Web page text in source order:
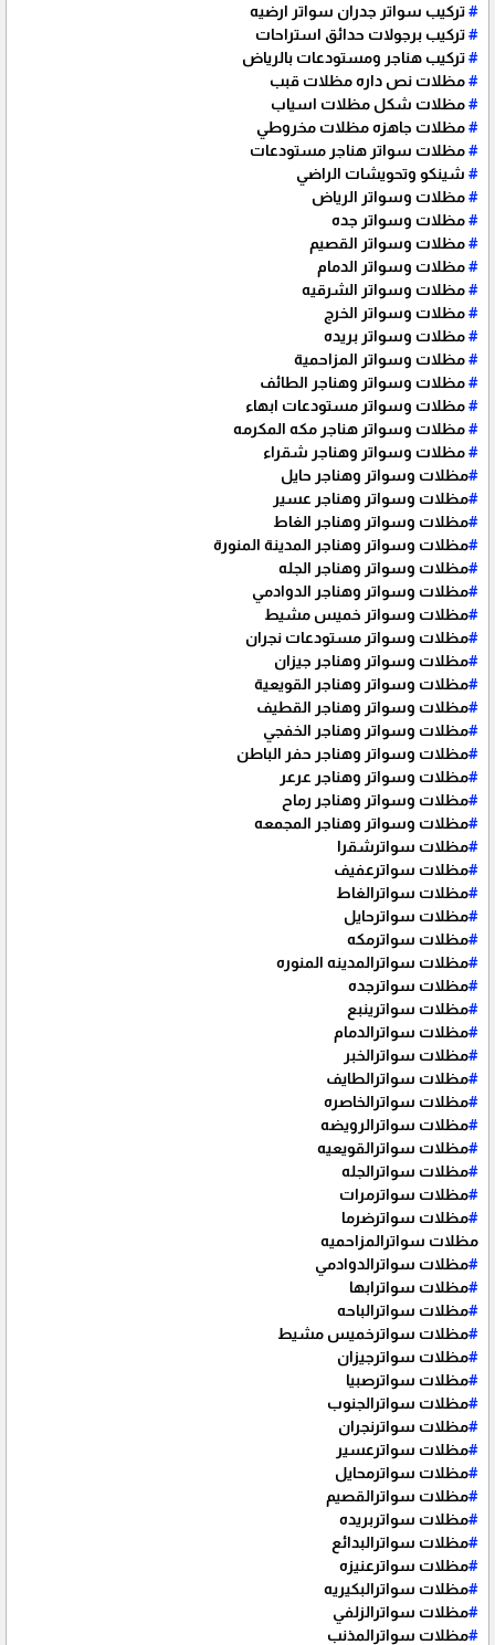
#تركيب سواتر جدران سواتر ارضيه
#تركيب برجولات حدائق استراحات
#تركيب هناجر ومستودعات بالرياض
#مظلات نص داره مظلات قبب
#مظلات شكل مظلات اسياب
#مظلات جاهزه مظلات مخروطي
#مظلات سواتر هناجر مستودعات
# شينكو وتحويشات الراضي
#مظلات وسواتر الرياض
#مظلات وسواتر جده
#مظلات وسواتر القصيم
#مظلات وسواتر الدمام
#مظلات وسواتر الشرقيه
#مظلات وسواتر الخرج
#مظلات وسواتر بريده
#مظلات وسواتر المزاحمية
#مظلات وسواتر وهناجر الطائف
#مظلات وسواتر مستودعات ابهاء
#مظلات وسواتر هناجر مكه المكرمه
#مظلات وسواتر وهناجر شقراء
#مظلات وسواتر وهناجر حايل
#مظلات وسواتر وهناجر عسير
#مظلات وسواتر وهناجر الغاط
#مظلات وسواتر وهناجر المدينة المنورة
#مظلات وسواتر وهناجر الجله
#مظلات وسواتر وهناجر الدوادمي
#مظلات وسواتر خميس مشيط
#مظلات وسواتر مستودعات نجران
#مظلات وسواتر وهناجر جيزان
#مظلات وسواتر وهناجر القويعية
#مظلات وسواتر وهناجر القطيف
#مظلات وسواتر وهناجر الخفجي
#مظلات وسواتر وهناجر حفر الباطن
#مظلات وسواتر وهناجر عرعر
#مظلات وسواتر وهناجر رماح
#مظلات وسواتر وهناجر المجمعه
#مظلات سواترشقرا
#مظلات سواترعفيف
#مظلات سواترالغاط
#مظلات سواترحايل
#مظلات سواترمكه
#مظلات سواترالمدينه المنوره
#مظلات سواترجده
#مظلات سواترينبع
#مظلات سواترالدمام
#مظلات سواترالخبر
#مظلات سواترالطايف
#مظلات سواترالخاصره
#مظلات سواترالرويضه
#مظلات سواترالقويعيه
#مظلات سواترالجله
#مظلات سواترمرات
#مظلات سواترضرما
مظلات سواترالمزاحميه
#مظلات سواترالدوادمي
#مظلات سواترابها
#مظلات سواترالباحه
#مظلات سواترخميس مشيط
#مظلات سواترجيزان
#مظلات سواترصبيا
#مظلات سواترالجنوب
#مظلات سواترنجران
#مظلات سواترعسير
#مظلات سواترمحايل
#مظلات سواترالقصيم
#مظلات سواتربريده
#مظلات سواترالبدائع
#مظلات سواترعنيزه
#مظلات سواترالبكيريه
#مظلات سواترالزلفي
#مظلات سواترالمذنب